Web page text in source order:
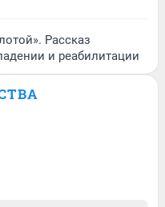
Рассказ
и реабилитации